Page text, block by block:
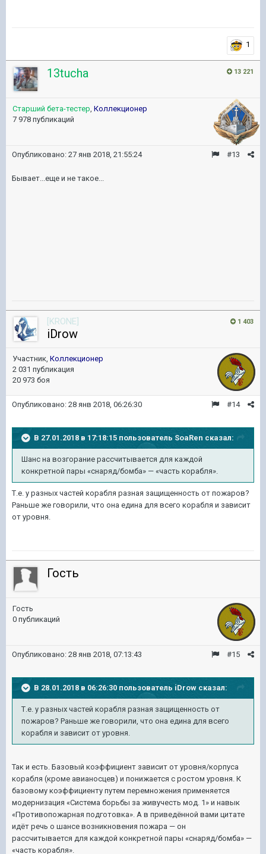
1
13 221
13tucha
Старший бета-тестер Коллекционер
7 978 публикаций
#13
Опубликовано: 27 янв 2018, 21:55:24
Бывает...еще и не такое...
1 403
[KRONE]
iDrow
Участник, Коллекционер
2 031 публикация
20 973 боя
#14
Опубликовано: 28 янв 2018, 06:26:30
В 27.01.2018 в 17:18:15 пользователь SoaRen сказал:
Шанс на возгорание рассчитывается для каждой
конкретной пары «снаряд/бомба» — «часть корабля».
Т.е. у разных частей корабля разная защищенность от пожаров?
Раньше же говорили, что она едина для всего корабля и зависит
от уровня.
Гость
Гость
0 публикаций
#15
Опубликовано: 28 янв 2018, 07:13:43
В 28.01.2018 в 06:26:30 пользователь iDrow сказал:
Т.е. у разных частей корабля разная защищенность от
пожаров? Раньше же говорили, что она едина для всего
корабля и зависит от уровня.
Так и есть. Базовый коэффициент зависит от уровня/корпуса
корабля (кроме авианосцев) и понижается с ростом уровня. К
базовому коэффициенту путем перемножения применяется
модернизация «Система борьбы за живучесть мод. 1» и навык
«Противопожарная подготовка». А в приведённой вами цитате
идёт речь о шансе возникновения пожара — он
рассчитывается для каждой конкретной пары «снаряд/бомба» —
«часть корабля».